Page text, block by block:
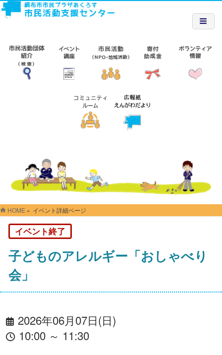
HOME » イベント詳細ページ
イベント終了
子どものアレルギー「おしゃべり
会」
2026年06月07日(日)
10:00 ～ 11:30